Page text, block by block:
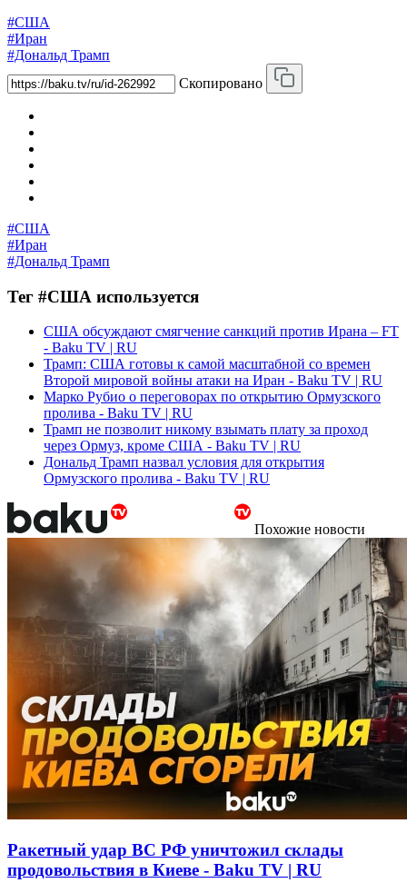
#США
#Иран
#Дональд Трамп
Скопировано
#США
#Иран
#Дональд Трамп
Тег #США используется
США обсуждают смягчение санкций против Ирана – FT
- Baku TV | RU
Трамп: США готовы к самой масштабной со времен
Второй мировой войны атаки на Иран - Baku TV | RU
Марко Рубио о переговорах по открытию Ормузского
пролива - Baku TV | RU
Трамп не позволит никому взымать плату за проход
через Ормуз, кроме США - Baku TV | RU
Дональд Трамп назвал условия для открытия
Ормузского пролива - Baku TV | RU
Похожие новости
Ракетный удар ВС РФ уничтожил склады
продовольствия в Киеве - Baku TV | RU